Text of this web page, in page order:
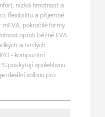
nízká hmotnost a
flexibilitu a příjemné
pokročilé formy
oproti běžné EVA
a tvrdých
• kompozitní
poskytují spolehlivou
ideální volbou pro